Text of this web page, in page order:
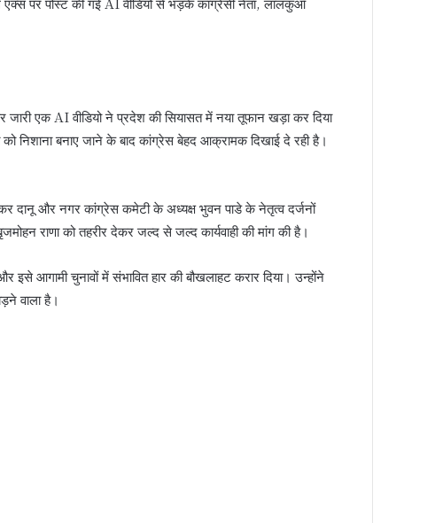
एक AI वीडियो ने प्रदेश की सियासत में नया तूफान खड़ा कर दिया
को निशाना बनाए जाने के बाद कांग्रेस बेहद आक्रामक दिखाई दे रही है।
दानू और नगर कांग्रेस कमेटी के अध्यक्ष भुवन पाडे के नेतृत्व दर्जनों
राणा को तहरीर देकर जल्द से जल्द कार्यवाही की मांग की है।
इसे आगामी चुनावों में संभावित हार की बौखलाहट करार दिया। उन्होंने
वाला है।